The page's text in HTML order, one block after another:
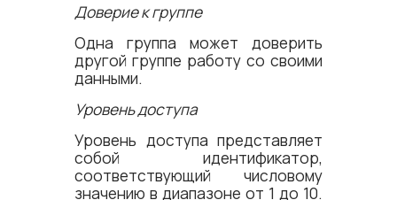
Доверие к группе
Одна группа может доверить
другой группе работу со своими
данными.
Уровень доступа
Уровень доступа представляет
собой идентификатор,
соответствующий числовому
значению в диапазоне от 1 до 10.